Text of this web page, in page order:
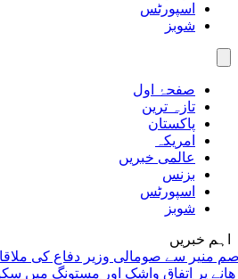
اسپورٹس
شوبز
صفحۂ اول
تازہ ترین
پاکستان
امریکہ
عالمی خبریں
بزنس
اسپورٹس
شوبز
اہم خبریں
سے صومالی وزیر دفاع کی ملاقات،
اتفاق
واشک اور مستونگ میں سکیورٹی